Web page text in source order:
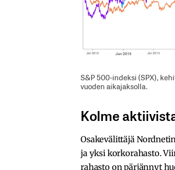
S&P 500-indeksi (SPX),
vuoden aikajaksolla.
Kolme
Osakevälittäjä
ja yksi korkorahasto.
rahasto on pärjännyt